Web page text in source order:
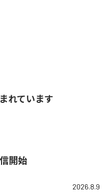
れています
開始
2026.8.9